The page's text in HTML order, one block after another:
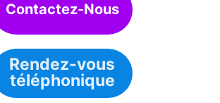
Contactez-Nous
Rendez-vous
téléphonique